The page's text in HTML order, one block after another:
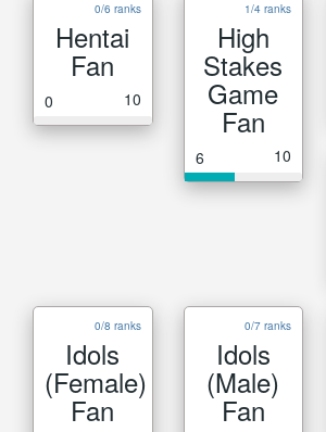
0/6 ranks
Hentai
Fan
0 10
1/4 ranks
High
Stakes
Game
Fan
6 10
0/8 ranks
Idols
(Female)
Fan
0/7 ranks
Idols
(Male)
Fan